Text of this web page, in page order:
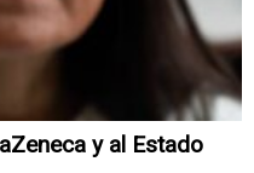
y al Estado